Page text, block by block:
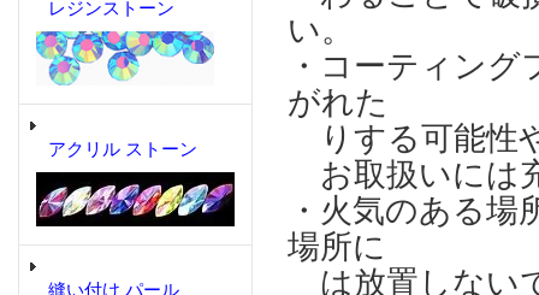
レジンストーン
アクリル ストーン
縫い付け パール
い。
・コーティン
がれた
りする可能性
お取扱いには
・火気のある場
場所に
は放置しない